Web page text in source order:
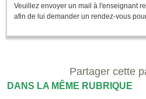
Veuillez envoyer un mail à l'enseignant
afin de lui demander un rendez-vous
Partager cette
DANS LA MÊME RUBRIQUE